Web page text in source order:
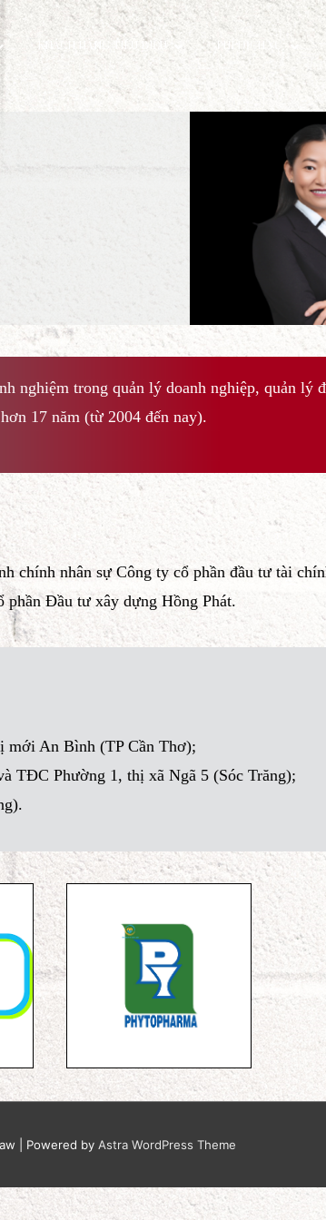
ĐỘNG KHÁCH HÀNG TIÊU BIỂU
có kinh nghiệm trong quản lý doanh
khoán hơn 17 năm (từ 2004 đến nay).
GĐ hành chính nhân sự Công ty cổ
ty cổ phần Đầu tư xây dựng Hồng
Đô thị mới An Bình (TP Cần Thơ);
ở TM và TĐC Phường 1, thị xã Ngã 5
Giang).